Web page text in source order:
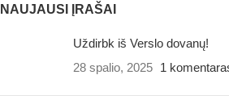
NAUJAUSI ĮRAŠAI
Uždirbk iš Verslo dovanų!
28 spalio, 2025 1